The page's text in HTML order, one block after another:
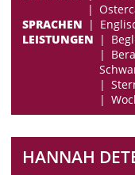
SPRACHEN
LEISTUNGEN
HANNAH